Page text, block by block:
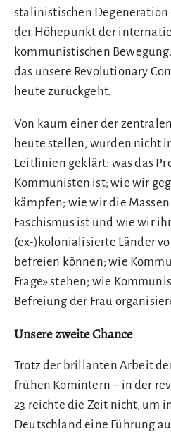
stalinistischen
der Höhepunkt der
kommunistischen
das unsere Revolutionary
heute zurückgeht.
Von kaum einer der
heute stellen, wurden nicht
Leitlinien geklärt: was das
Kommunisten ist; wie wir
kämpfen; wie wir die
Faschismus ist und wie wir
(ex-)kolonialisierte Länder
befreien können; wie
Frage» stehen; wie
Befreiung der Frau
Unsere zweite Chance
Trotz der brillanten Arbeit
frühen Komintern – in der
23 reichte die Zeit nicht, um
Deutschland eine Führung